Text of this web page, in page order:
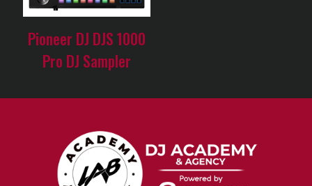
Pioneer DJ DJS 1000
Pro DJ Sampler